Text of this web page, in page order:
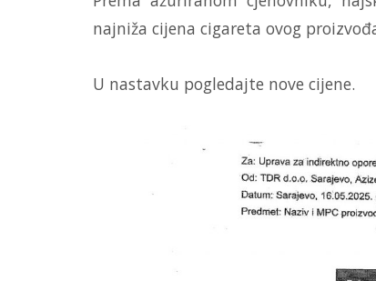
najniža cijena cigareta ovog
U nastavku pogledajte nove cijene.